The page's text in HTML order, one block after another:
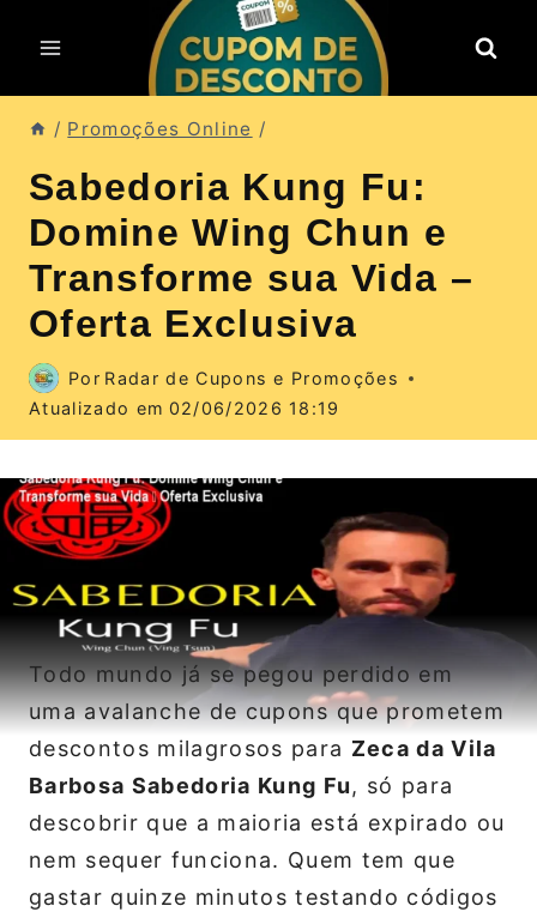
para
o
Conteúdo
/ Promoções Online /
Sabedoria Kung Fu:
Domine Wing Chun e
Transforme sua Vida –
Oferta Exclusiva
Por Radar de Cupons e Promoções
Atualizado em 02/06/2026 18:19
Todo mundo já se pegou perdido em
uma avalanche de cupons que prometem
descontos milagrosos para Zeca da Vila
Barbosa Sabedoria Kung Fu, só para
descobrir que a maioria está expirado ou
nem sequer funciona. Quem tem que
gastar quinze minutos testando códigos